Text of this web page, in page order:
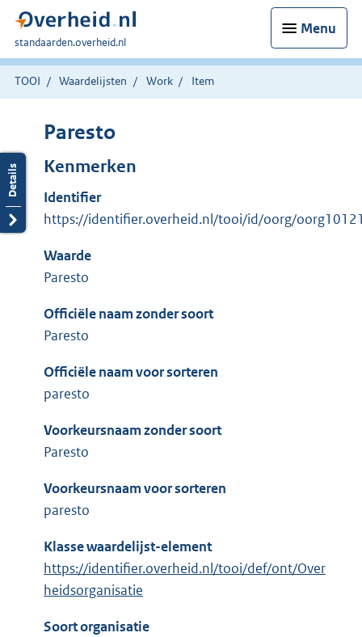
Menu
U
bent
hier:
standaarden.overheid.nl
TOOI Waardelijsten Work Item
Paresto
Kenmerken
Identifier
https://identifier.overheid.nl/tooi/id/oorg/
Waarde
Paresto
Officiële naam zonder soort
Paresto
Officiële naam voor sorteren
paresto
Voorkeursnaam zonder soort
Paresto
Voorkeursnaam voor sorteren
paresto
Klasse waardelijst-element
https://identifier.overheid.nl/tooi/def/ont/Over
heidsorganisatie
Soort organisatie